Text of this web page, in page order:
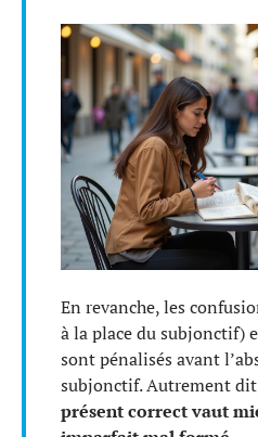
En revanche, les
à la place du subjonctif)
sont pénalisés avant
subjonctif. Autrement
présent correct vaut